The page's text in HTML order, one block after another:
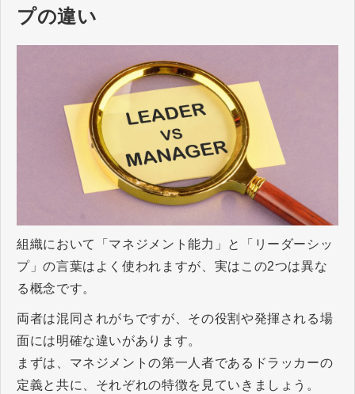
プの違い
組織において「マネジメント能力」と「リーダーシッ
プ」の言葉はよく使われますが、実はこの2つは異な
る概念です。
両者は混同されがちですが、その役割や発揮される場
面には明確な違いがあります。
まずは、マネジメントの第一人者であるドラッカーの
定義と共に、それぞれの特徴を見ていきましょう。